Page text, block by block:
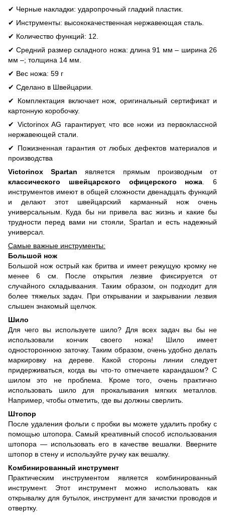
✔ Черные накладки: ударопрочный гладкий пластик.
✔ Инструменты: высококачественная нержавеющая сталь.
✔ Количество функций: 12.
✔ Средний размер складного ножа: длина 91 мм – ширина 26
мм –; толщина 14 мм.
✔ Вес ножа: 59 г
✔ Сделано в Швейцарии.
✔ Комплектация включает нож, оригинальный сертификат и
картонную коробочку.
✔ Victorinox AG гарантирует, что все ножи из первоклассной
нержавеющей стали.
✔ Пожизненная гарантия от любых дефектов материалов и
производства
Victorinox Spartan является прямым производным от
классического швейцарского офицерского ножа . 6
инструментов имеют в общей сложности двенадцать функций
и делают этот швейцарский карманный нож очень
универсальным. Куда бы ни привела вас жизнь и какие бы
трудности перед вами ни стояли, Spartan и есть надежный
универсал.
Самые важные инструменты:
Большой нож
Большой нож острый как бритва и имеет режущую кромку не
менее 6 см. После открытия лезвие фиксируется от
случайного складываания. Таким образом, он подходит для
более тяжелых задач. При открывании и закрывании лезвия
слышен знакомый щелчок.
Шило
Для чего вы используете шило? Для всех задач вы бы не
использовали кончик своего ножа! Шило имеет
одностороннюю заточку. Таким образом, очень удобно делать
маркировку на дереве. Какой стороны линии следует
придерживаться, когда вы что-то отмечаете карандашом? С
шилом это не проблема. Кроме того, очень практично
использовать шило для прокалывания мягких металлов.
Например, чтобы отметить, где вы должны сверлить.
Штопор
После удаления фольги с пробки вы можете удалить пробку с
помощью штопора. Самый креативный способ использования
штопора — использовать его в качестве вешалки. Вверните
штопор в стену и используйте ручку как вешалку.
Комбинированный инструмент
Практическим инструментом является комбинированный
инструмент. Этот инструмент можно использовать как
открывалку для бутылок, инструмент для зачистки проводов и
отвертку.